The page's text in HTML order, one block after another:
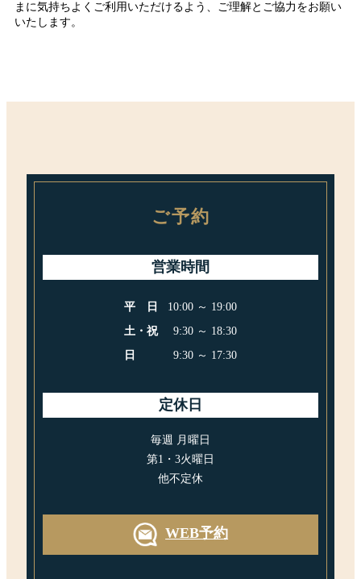
まに気持ちよくご利用いただけるよう、ご理解とご協力をお願い
いたします。
ご予約
営業時間
平日
10:00 ～ 19:00
土・祝
9:30 ～ 18:30
日
9:30 ～ 17:30
定休日
毎週 月曜日
第1・3火曜日
他不定休
WEB予約